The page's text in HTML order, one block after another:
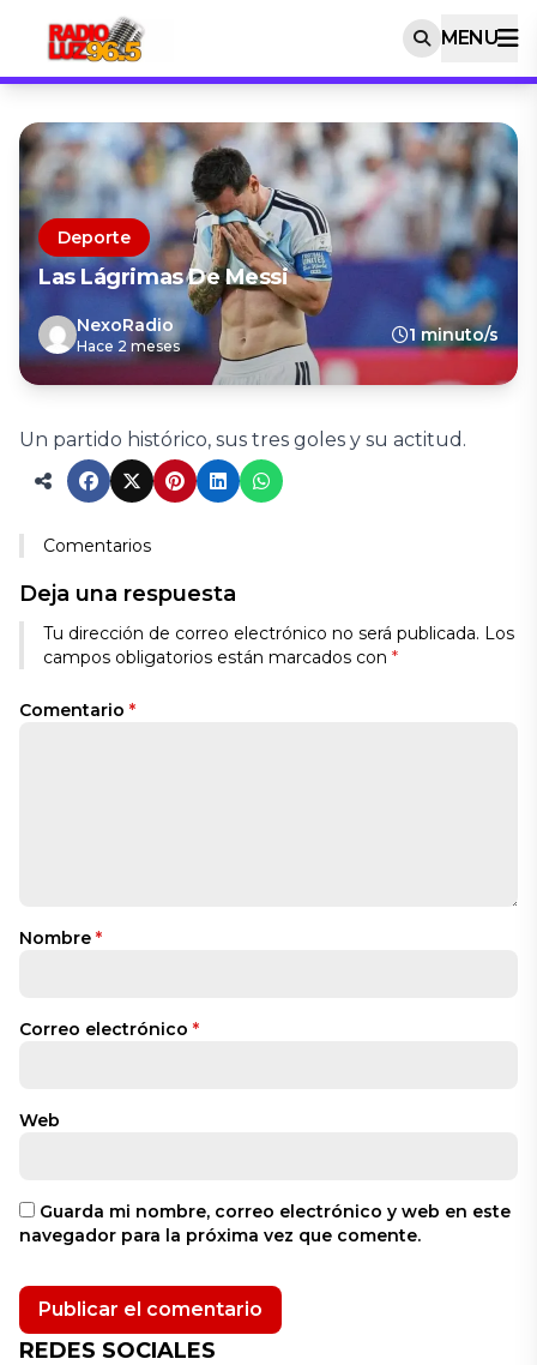
MENU
Deporte
Las Lágrimas De Messi
NexoRadio
Hace 2 meses
1 minuto/s
Un partido histórico, sus tres goles y su actitud.
Comentarios
Deja una respuesta
Tu dirección de correo electrónico no será publicada. Los
campos obligatorios están marcados con *
Comentario *
Nombre *
Correo electrónico *
Web
Guarda mi nombre, correo electrónico y web en este
navegador para la próxima vez que comente.
REDES SOCIALES